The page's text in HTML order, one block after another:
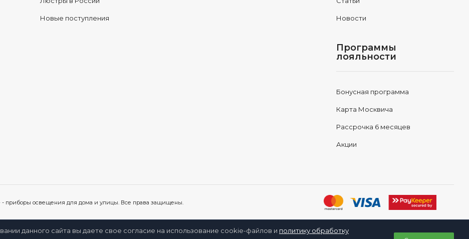
Новые поступления Новости
Программы
лояльности
Бонусная программа
Карта Москвича
Рассрочка 6 месяцев
Акции
- приборы освещения для дома и улицы. Все права защищены.
данного сайта вы даете свое согласие на использование cookie-файлов и политику обработку